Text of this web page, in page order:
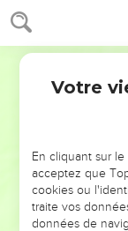
NE
ET SI LEURS
Votre
En cliquant sur
acceptez que
cookies ou
traite vos
données de